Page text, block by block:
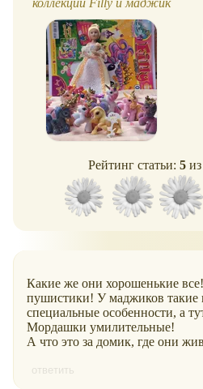
коллекции Filly и маджик
цветочная лошадка
Рейтинг статьи: 5 из
Какие же они хорошенькие
пушистики! У маджиков такие
специальные особенности, а
Мордашки умилительные!
А что это за домик, где они
ответить